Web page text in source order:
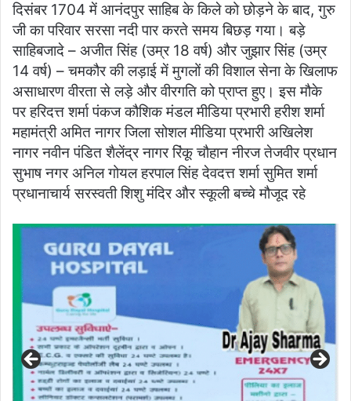
दिसंबर 1704 में आनंदपुर साहिब के किले को छोड़ने के बाद, गुरु
जी का परिवार सरसा नदी पार करते समय बिछड़ गया। बड़े
साहिबजादे – अजीत सिंह (उम्र 18 वर्ष) और जुझार सिंह (उम्र
14 वर्ष) – चमकौर की लड़ाई में मुगलों की विशाल सेना के खिलाफ
असाधारण वीरता से लड़े और वीरगति को प्राप्त हुए। इस मौके
पर हरिदत्त शर्मा पंकज कौशिक मंडल मीडिया प्रभारी हरीश शर्मा
महामंत्री अमित नागर जिला सोशल मीडिया प्रभारी अखिलेश
नागर नवीन पंडित शैलेंद्र नागर रिंकू चौहान नीरज तेजवीर प्रधान
सुभाष नगर अनिल गोयल हरपाल सिंह देवदत्त शर्मा सुमित शर्मा
प्रधानाचार्य सरस्वती शिशु मंदिर और स्कूली बच्चे मौजूद रहे